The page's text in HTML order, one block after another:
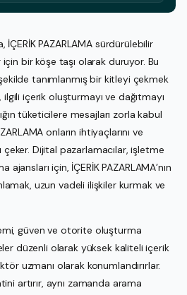
PAZARLAMA sürdürülebilir
bir köşe taşı olarak duruyor. Bu
tanımlanmış bir kitleyi çekmek
içerik oluşturmayı ve dağıtmayı
tüketicilere mesajları zorla kabul
onların ihtiyaçlarını ve
çeker. Dijital pazarlamacılar, işletme
için, İÇERİK PAZARLAMA’nın
uzun vadeli ilişkiler kurmak ve
güven ve otorite oluşturma
düzenli olarak yüksek kaliteli içerik
uzmanı olarak konumlandırırlar.
artırır, aynı zamanda arama